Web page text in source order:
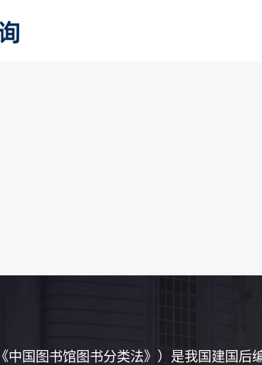
中国图书馆图书分类法》）是我国建国